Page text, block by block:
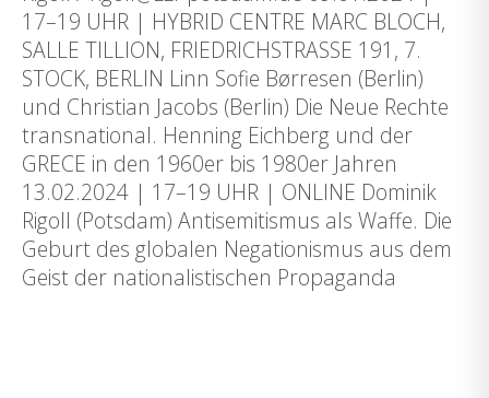
17–19 UHR | HYBRID CENTRE MARC BLOCH,
SALLE TILLION, FRIEDRICHSTRASSE 191, 7.
STOCK, BERLIN Linn Sofie Børresen (Berlin)
und Christian Jacobs (Berlin) Die Neue Rechte
transnational. Henning Eichberg und der
GRECE in den 1960er bis 1980er Jahren
13.02.2024 | 17–19 UHR | ONLINE Dominik
Rigoll (Potsdam) Antisemitismus als Waffe. Die
Geburt des globalen Negationismus aus dem
Geist der nationalistischen Propaganda